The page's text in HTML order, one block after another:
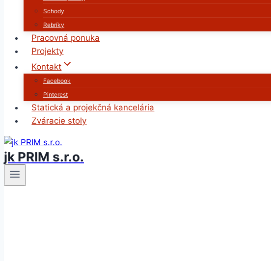
Schody
Rebríky
Pracovná ponuka
Projekty
Kontakt
Facebook
Pinterest
Statická a projekčná kancelária
Zváracie stoly
jk PRIM s.r.o.